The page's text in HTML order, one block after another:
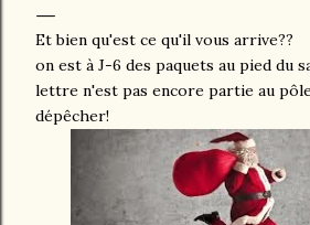
Et bien qu'est ce qu'il vous arrive??
on est à J-6 des paquets au pied du
lettre n'est pas encore partie au
dépêcher!